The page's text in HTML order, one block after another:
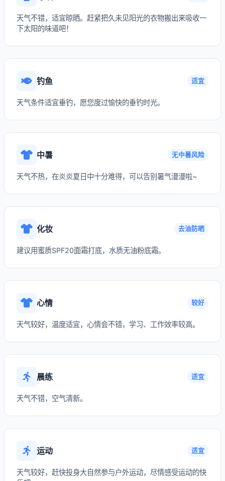
天气不错，适宜晾晒。赶紧把久未见阳光的衣物搬出来吸收一
下太阳的味道吧！
钓鱼 适宜
天气条件适宜垂钓，愿您度过愉快的垂钓时光。
中暑 无中暑风险
天气不热，在炎炎夏日中十分难得，可以告别暑气漫漫啦~
化妆 去油防晒
建议用蜜质SPF20面霜打底，水质无油粉底霜。
心情 较好
天气较好，温度适宜，心情会不错，学习、工作效率较高。
晨练 适宜
天气不错，空气清新。
运动 适宜
天气较好，赶快投身大自然参与户外运动，尽情感受运动的快